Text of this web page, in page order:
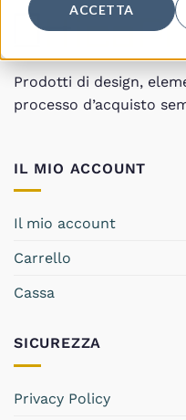
ACCETTA
Prodotti di design,
processo d’acquisto
IL MIO ACCOUNT
Il mio account
Carrello
Cassa
SICUREZZA
Privacy Policy